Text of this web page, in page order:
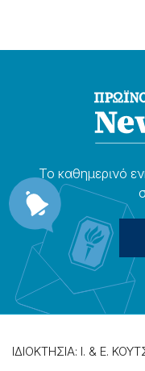
Το καθημερɩνό
ΙΔΙΟΚΤΗΣΙΑ: Ι. & Ε.